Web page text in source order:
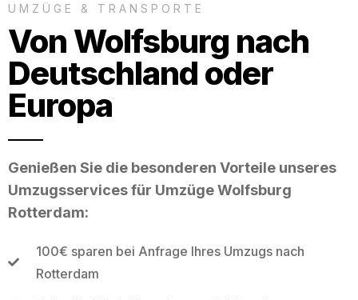
UMZÜGE & TRANSPORTE
Von Wolfsburg nach
Deutschland oder
Europa
Genießen Sie die besonderen Vorteile unseres
Umzugsservices für Umzüge Wolfsburg
Rotterdam:
100€ sparen bei Anfrage Ihres Umzugs nach
Rotterdam